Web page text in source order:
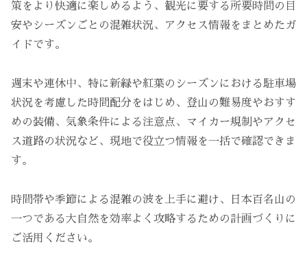
策をより快適に楽しめるよう、観光に要する所要時間の目
安やシーズンごとの混雑状況、アクセス情報をまとめたガ
イドです。
週末や連休中、特に新緑や紅葉のシーズンにおける駐車場
状況を考慮した時間配分をはじめ、登山の難易度やおすす
めの装備、気象条件による注意点、マイカー規制やアクセ
ス道路の状況など、現地で役立つ情報を一括で確認できま
す。
時間帯や季節による混雑の波を上手に避け、日本百名山の
一つである大自然を効率よく攻略するための計画づくりに
ご活用ください。